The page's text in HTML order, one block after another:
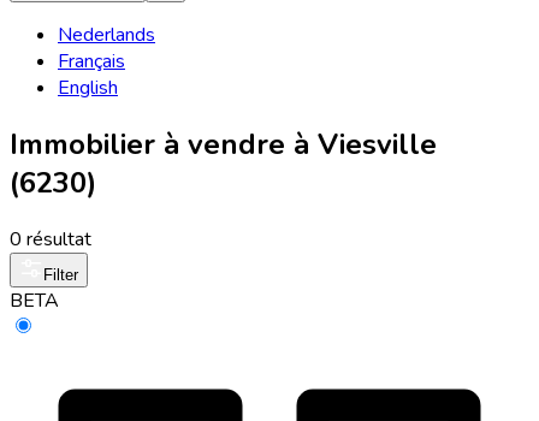
Nederlands
Français
English
Immobilier à vendre à Viesville
(6230)
0 résultat
Filter
BETA